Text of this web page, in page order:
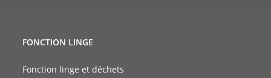
FONCTION LINGE
Fonction linge et déchets